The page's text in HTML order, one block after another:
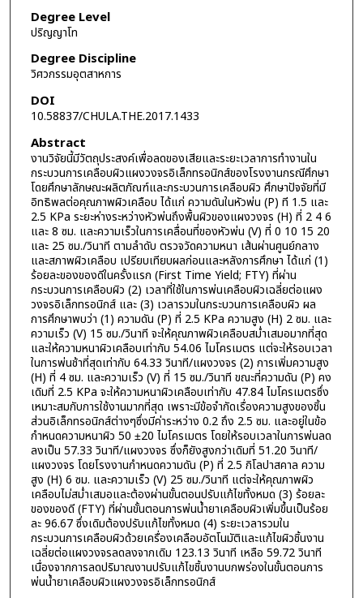
Degree Level
ปริญญาโท
Degree Discipline
วิศวกรรมอุตสาหการ
DOI
10.58837/CHULA.THE.2017.1433
Abstract
งานวิจัยนี้มีวัตถุประสงค์เพื่อลดของเสียและระยะเวลาการทำงานใน
กระบวนการเคลือบผิวแผงวงจรอิเล็กทรอนิกส์ของโรงงานกรณีศึกษา
โดยศึกษาลักษณะผลิตภัณฑ์และกระบวนการเคลือบผิว ศึกษาปัจจัยที่มี
อิทธิพลต่อคุณภาพผิวเคลือบ ได้แก่ ความดันในหัวพ่น (P) ที 1.5 และ
2.5 KPa ระยะห่างระหว่างหัวพ่นถึงพื้นผิวของแผงวงจร (H) ที่ 2 4 6
และ 8 ซม. และความเร็วในการเคลื่อนที่ของหัวพ่น (V) ที่ 0 10 15 20
และ 25 ซม./วินาที ตามลำดับ ตรวจวัดความหนา เส้นผ่านศูนย์กลาง
และสภาพผิวเคลือบ เปรียบเทียบผลก่อนและหลังการศึกษา ได้แก่ (1)
ร้อยละของของดีในครั้งแรก (First Time Yield; FTY) ที่ผ่าน
กระบวนการเคลือบผิว (2) เวลาที่ใช้ในการพ่นเคลือบผิวเฉลี่ยต่อแผง
วงจรอิเล็กทรอนิกส์ และ (3) เวลารวมในกระบวนการเคลือบผิว ผล
การศึกษาพบว่า (1) ความดัน (P) ที่ 2.5 KPa ความสูง (H) 2 ซม. และ
ความเร็ว (V) 15 ซม./วินาที จะให้คุณภาพผิวเคลือบสม่ำเสมอมากที่สุด
และให้ความหนาผิวเคลือบเท่ากับ 54.06 ไมโครเมตร แต่จะให้รอบเวลา
ในการพ่นช้าที่สุดเท่ากับ 64.33 วินาที/แผงวงจร (2) การเพิ่มความสูง
(H) ที่ 4 ซม. และความเร็ว (V) ที่ 15 ซม./วินาที ขณะที่ความดัน (P) คง
เดิมที่ 2.5 KPa จะให้ความหนาผิวเคลือบเท่ากับ 47.84 ไมโครเมตรซึ่ง
เหมาะสมกับการใช้งานมากที่สุด เพราะมีข้อจำกัดเรื่องความสูงของชิ้น
ส่วนอิเล็กทรอนิกส์ต่างๆซึ่งมีค่าระหว่าง 0.2 ถึง 2.5 ซม. และอยู่ในข้อ
กำหนดความหนาผิว 50 ±20 ไมโครเมตร โดยให้รอบเวลาในการพ่นลด
ลงเป็น 57.33 วินาที/แผงวงจร ซึ่งก็ยังสูงกว่าเดิมที่ 51.20 วินาที/
แผงวงจร โดยโรงงานกำหนดความดัน (P) ที่ 2.5 กิโลปาสคาล ความ
สูง (H) 6 ซม. และความเร็ว (V) 25 ซม./วินาที แต่จะให้คุณภาพผิว
เคลือบไม่สม่ำเสมอและต้องผ่านขั้นตอนปรับแก้ไขทั้งหมด (3) ร้อยละ
ของของดี (FTY) ที่ผ่านขั้นตอนการพ่นน้ำยาเคลือบผิวเพิ่มขึ้นเป็นร้อย
ละ 96.67 ซึ่งเดิมต้องปรับแก้ไขทั้งหมด (4) ระยะเวลารวมใน
กระบวนการเคลือบผิวด้วยเครื่องเคลือบอัตโนมัติและแก้ไขผิวชิ้นงาน
เฉลี่ยต่อแผงวงจรลดลงจากเดิม 123.13 วินาที เหลือ 59.72 วินาที
เนื่องจากการลดปริมาณงานปรับแก้ไขชิ้นงานบกพร่องในขั้นตอนการ
พ่นน้ำยาเคลือบผิวแผงวงจรอิเล็กทรอนิกส์